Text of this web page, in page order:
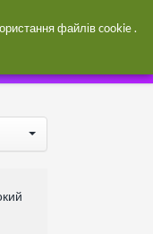
Увійти / зареєструватися файлів cookie.